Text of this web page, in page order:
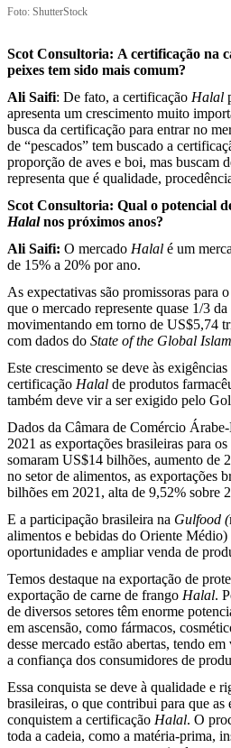
Foto: ShutterStock
Scot Consultoria: A certificação na
peixes tem sido mais comum?
Ali Saifi: De fato, a certificação Halal
apresenta um crescimento muito
busca da certificação para entrar no
de “pescados” tem buscado a
proporção de aves e boi, mas buscam
representa que é qualidade,
Scot Consultoria: Qual o potencial
Halalnos próximos anos?
Ali Saifi: O mercado Halal é um
de 15% a 20% por ano.
As expectativas são promissoras para
que o mercado represente quase 1/3
movimentando em torno de US$5,74
com dados do State of the Global
Este crescimento se deve às
certificação Halal de produtos
também deve vir a ser exigido pelo
Dados da Câmara de Comércio
2021 as exportações brasileiras para
somaram US$14 bilhões, aumento de
no setor de alimentos, as exportações
bilhões em 2021, alta de 9,52% sobre
E a participação brasileira na Gulfood (
alimentos e bebidas do Oriente
oportunidades e ampliar venda de
Temos destaque na exportação de
exportação de carne de frango Halal.
de diversos setores têm enorme
em ascensão, como fármacos,
desse mercado estão abertas, tendo
a confiança dos consumidores de
Essa conquista se deve à qualidade e
brasileiras, o que contribui para que as
conquistem a certificação Halal. O
toda a cadeia, como a matéria-prima,